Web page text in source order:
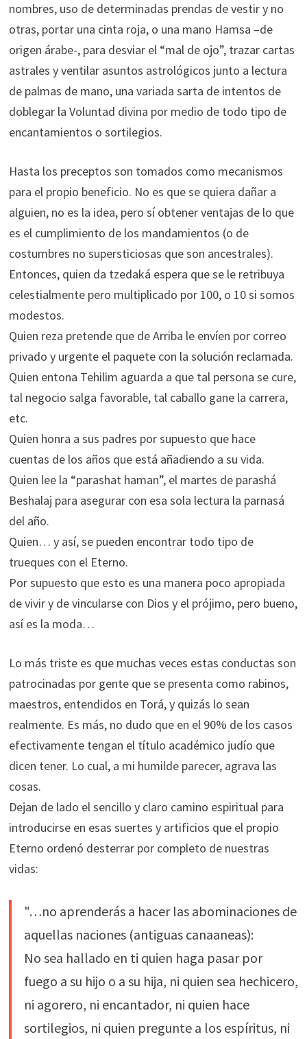
nombres, uso de determinadas prendas de vestir y no
otras, portar una cinta roja, o una mano Hamsa –de
origen árabe-, para desviar el “mal de ojo”, trazar cartas
astrales y ventilar asuntos astrológicos junto a lectura
de palmas de mano, una variada sarta de intentos de
doblegar la Voluntad divina por medio de todo tipo de
encantamientos o sortilegios.
Hasta los preceptos son tomados como mecanismos
para el propio beneficio. No es que se quiera dañar a
alguien, no es la idea, pero sí obtener ventajas de lo que
es el cumplimiento de los mandamientos (o de
costumbres no supersticiosas que son ancestrales).
Entonces, quien da tzedaká espera que se le retribuya
celestialmente pero multiplicado por 100, o 10 si somos
modestos.
Quien reza pretende que de Arriba le envíen por correo
privado y urgente el paquete con la solución reclamada.
Quien entona Tehilim aguarda a que tal persona se cure,
tal negocio salga favorable, tal caballo gane la carrera,
etc.
Quien honra a sus padres por supuesto que hace
cuentas de los años que está añadiendo a su vida.
Quien lee la “parashat haman”, el martes de parashá
Beshalaj para asegurar con esa sola lectura la parnasá
del año.
Quien… y así, se pueden encontrar todo tipo de
trueques con el Eterno.
Por supuesto que esto es una manera poco apropiada
de vivir y de vincularse con Dios y el prójimo, pero bueno,
así es la moda…
Lo más triste es que muchas veces estas conductas son
patrocinadas por gente que se presenta como rabinos,
maestros, entendidos en Torá, y quizás lo sean
realmente. Es más, no dudo que en el 90% de los casos
efectivamente tengan el título académico judío que
dicen tener. Lo cual, a mi humilde parecer, agrava las
cosas.
Dejan de lado el sencillo y claro camino espiritual para
introducirse en esas suertes y artificios que el propio
Eterno ordenó desterrar por completo de nuestras
vidas:
"…no aprenderás a hacer las abominaciones de
aquellas naciones (antiguas canaaneas):
No sea hallado en ti quien haga pasar por
fuego a su hijo o a su hija, ni quien sea hechicero,
ni agorero, ni encantador, ni quien hace
sortilegios, ni quien pregunte a los espíritus, ni